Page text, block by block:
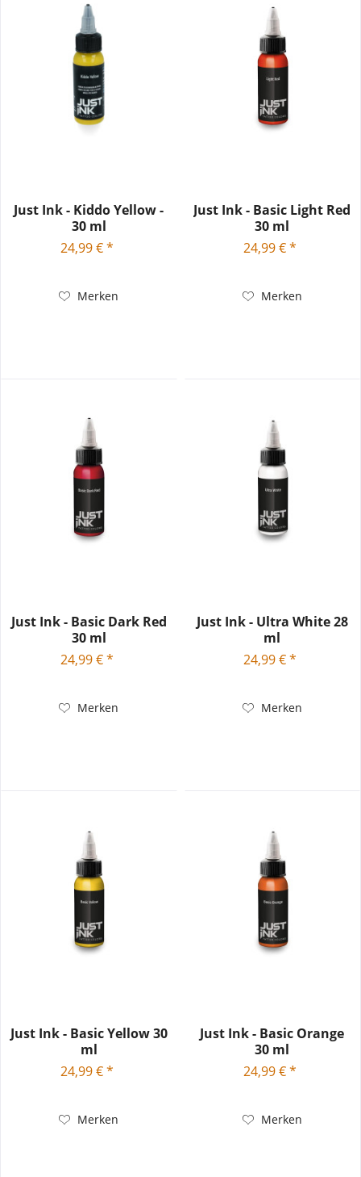
Just Ink - Kiddo Yellow -
30 ml
24,99 € *
Merken
Just Ink - Basic Light Red
30 ml
24,99 € *
Merken
Just Ink - Basic Dark Red
30 ml
24,99 € *
Merken
Just Ink - Ultra White 28
ml
24,99 € *
Merken
Just Ink - Basic Yellow 30
ml
24,99 € *
Merken
Just Ink - Basic Orange
30 ml
24,99 € *
Merken